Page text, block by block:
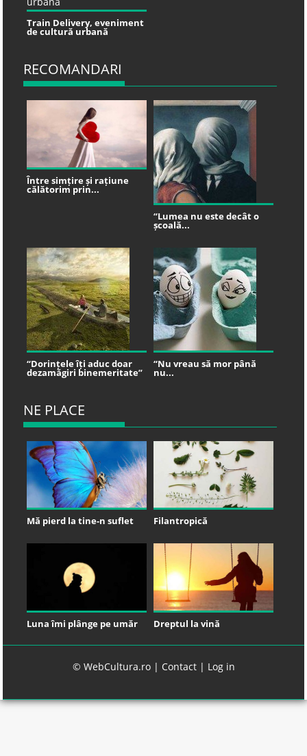
Train Delivery, eveniment
de cultură urbană
RECOMANDARI
Între simțire și rațiune
călătorim prin...
“Lumea nu este decât o
școală...
“Dorințele îți aduc doar
dezamăgiri binemeritate”
“Nu vreau să mor până
nu...
NE PLACE
Mă pierd la tine-n suflet Filantropică
Luna îmi plânge pe umăr Dreptul la vină
© WebCultura.ro | Contact| Log in